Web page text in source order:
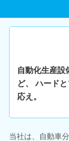
自動化生産設
ど、 ハード
応え。
当社は、自動車